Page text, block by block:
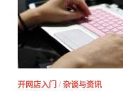
开网店入门 / 杂谈与资讯